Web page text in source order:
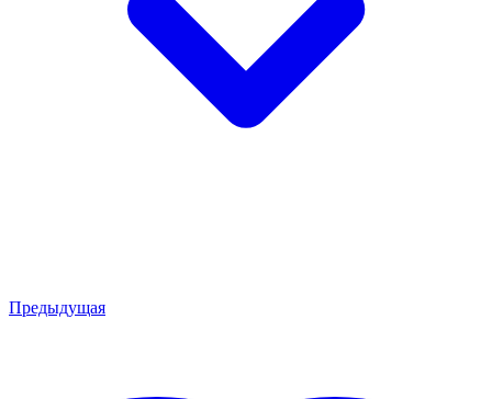
Предыдущая